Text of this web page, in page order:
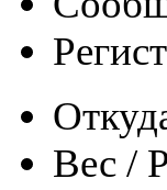
Вес /